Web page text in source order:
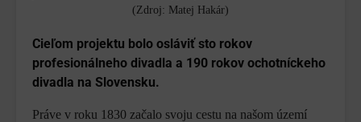
(Zdroj: Matej Hakár)
Cieľom projektu bolo osláviť sto rokov
profesionálneho divadla a 190 rokov ochotníckeho
divadla na Slovensku.
Práve v roku 1830 začalo svoju cestu na našom území